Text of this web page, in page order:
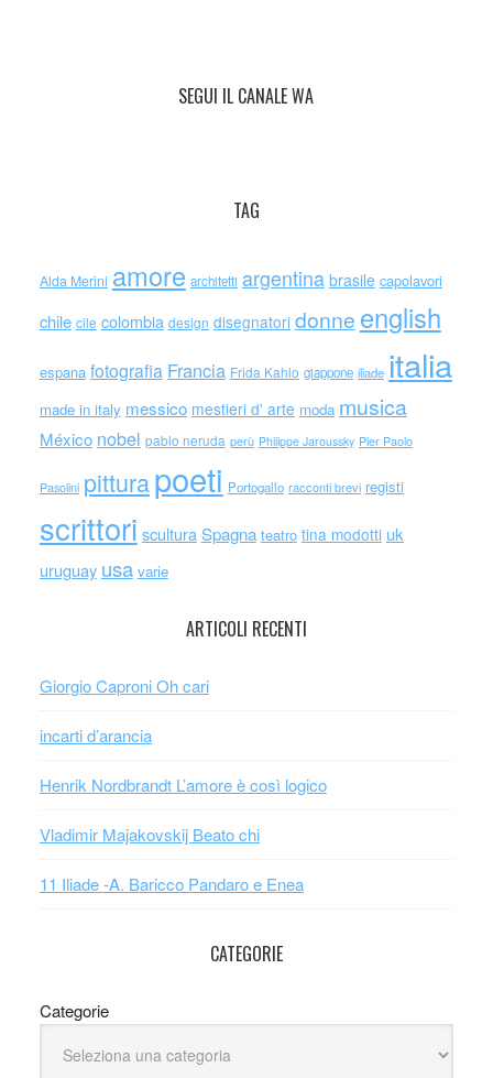
SEGUI IL CANALE WA
TAG
Alda Merini amore architetti argentina brasile capolavori
chile cile colombia design disegnatori donne english
espana fotografia Francia Frida Kahlo giappone iliade italia
made in italy messico mestieri d' arte moda musica
México nobel pablo neruda perù Philippe Jaroussky Pier Paolo
Pasolini pitturapoeti Portogallo racconti brevi registi
scrittori scultura Spagna teatro tina modotti uk
uruguay usa varie
ARTICOLI RECENTI
Giorgio Caproni Oh cari
incarti d’arancia
Henrik Nordbrandt L’amore è così logico
Vladimir Majakovskij Beato chi
11 Iliade -A. Baricco Pandaro e Enea
CATEGORIE
Categorie